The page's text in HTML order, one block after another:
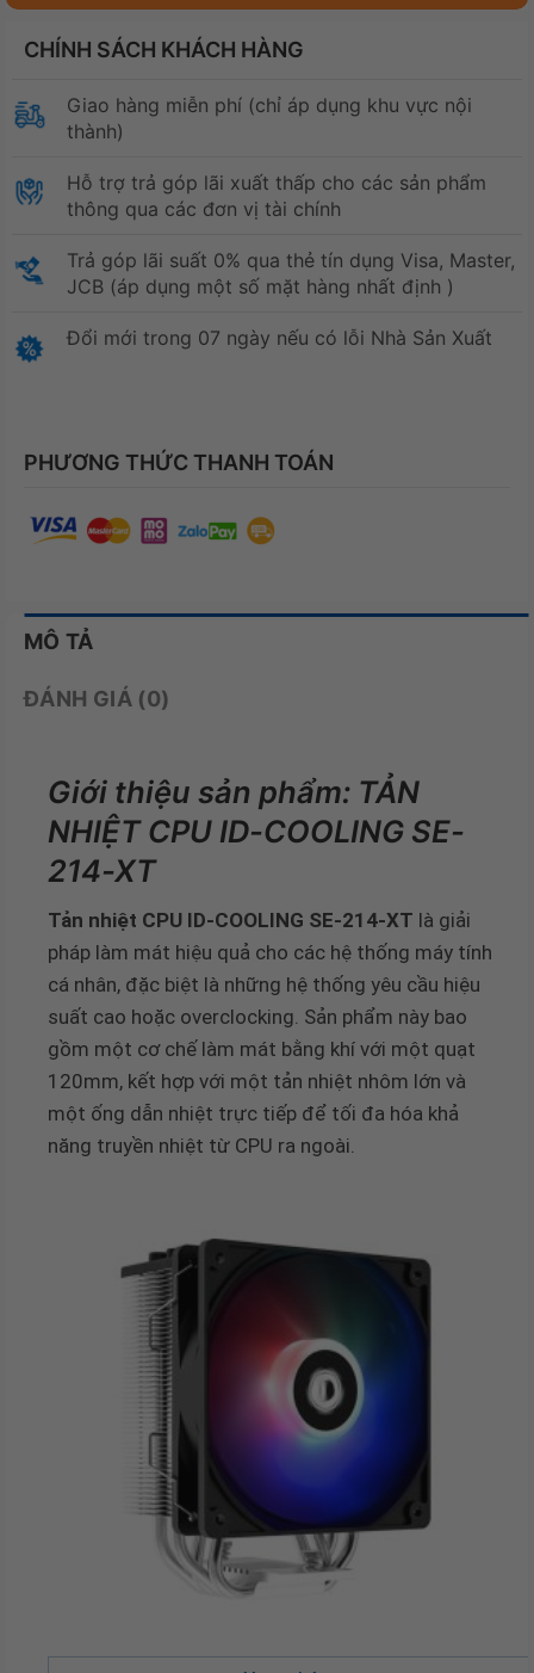
CHÍNH SÁCH KHÁCH HÀNG
Giao hàng miễn phí (chỉ áp dụng khu vực nội
thành)
Hỗ trợ trả góp lãi xuất thấp cho các sản phẩm
thông qua các đơn vị tài chính
Trả góp lãi suất 0% qua thẻ tín dụng Visa, Master,
JCB (áp dụng một số mặt hàng nhất định )
Đổi mới trong 07 ngày nếu có lỗi Nhà Sản Xuất
PHƯƠNG THỨC THANH TOÁN
MÔ TẢ
ĐÁNH GIÁ (0)
Giới thiệu sản phẩm: TẢN
NHIỆT CPU ID-COOLING SE-
214-XT
Tản nhiệt CPU ID-COOLING SE-214-XT là giải
pháp làm mát hiệu quả cho các hệ thống máy tính
cá nhân, đặc biệt là những hệ thống yêu cầu hiệu
suất cao hoặc overclocking. Sản phẩm này bao
gồm một cơ chế làm mát bằng khí với một quạt
120mm, kết hợp với một tản nhiệt nhôm lớn và
một ống dẫn nhiệt trực tiếp để tối đa hóa khả
năng truyền nhiệt từ CPU ra ngoài.